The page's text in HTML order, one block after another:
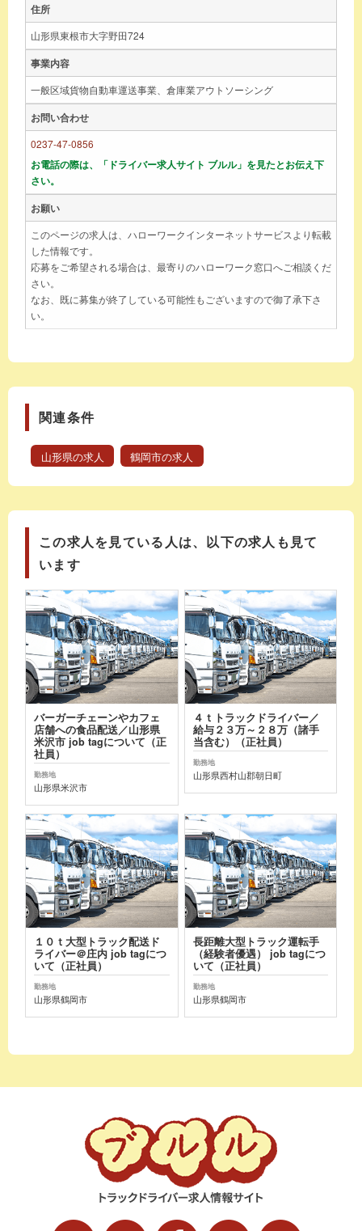
住所
山形県東根市大字野田724
事業内容
一般区域貨物自動車運送事業、倉庫業アウトソーシング
お問い合わせ
0237-47-0856
お電話の際は、「ドライバー求人サイト ブルル」を見たとお伝え下
さい。
お願い
このページの求人は、ハローワークインターネットサービスより転載
した情報です。
応募をご希望される場合は、最寄りのハローワーク窓口へご相談くだ
さい。
なお、既に募集が終了している可能性もございますので御了承下さ
い。
関連条件
山形県の求人 鶴岡市の求人
この求人を見ている人は、以下の求人も見て
います
バーガーチェーンやカフェ
店舗への食品配送／山形県
米沢市 job tagについて（正
社員）
勤務地
山形県米沢市
４ｔトラックドライバー／
給与２３万～２８万（諸手
当含む）（正社員）
勤務地
山形県西村山郡朝日町
１０ｔ大型トラック配送ド
ライバー＠庄内 job tagにつ
いて（正社員）
勤務地
山形県鶴岡市
長距離大型トラック運転手
（経験者優遇） job tagにつ
いて（正社員）
勤務地
山形県鶴岡市